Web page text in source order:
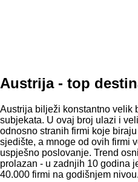
Austrija - top
Austrija bilježi konstantno velik
subjekata. U ovaj broj ulazi i
odnosno stranih firmi koje
sjedište, a mnoge od ovih firmi
uspješno poslovanje. Trend
prolazan - u zadnjih 10 godina
40.000 firmi na godišnjem nivou.